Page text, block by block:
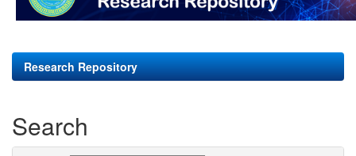
Research Repository
Search